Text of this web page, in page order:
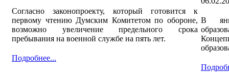
Согласно законопроекту, который готовится к
первому чтению Думским Комитетом по обороне,
возможно увеличение предельного срока
пребывания на военной службе на пять лет.
Подробнее...
В